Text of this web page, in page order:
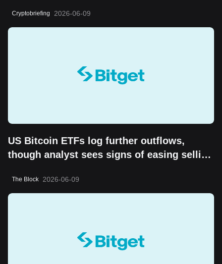
Cryptobriefing 2026-06-09
US Bitcoin ETFs log further outflows,
though analyst sees signs of easing selling
The Block 2026-06-09